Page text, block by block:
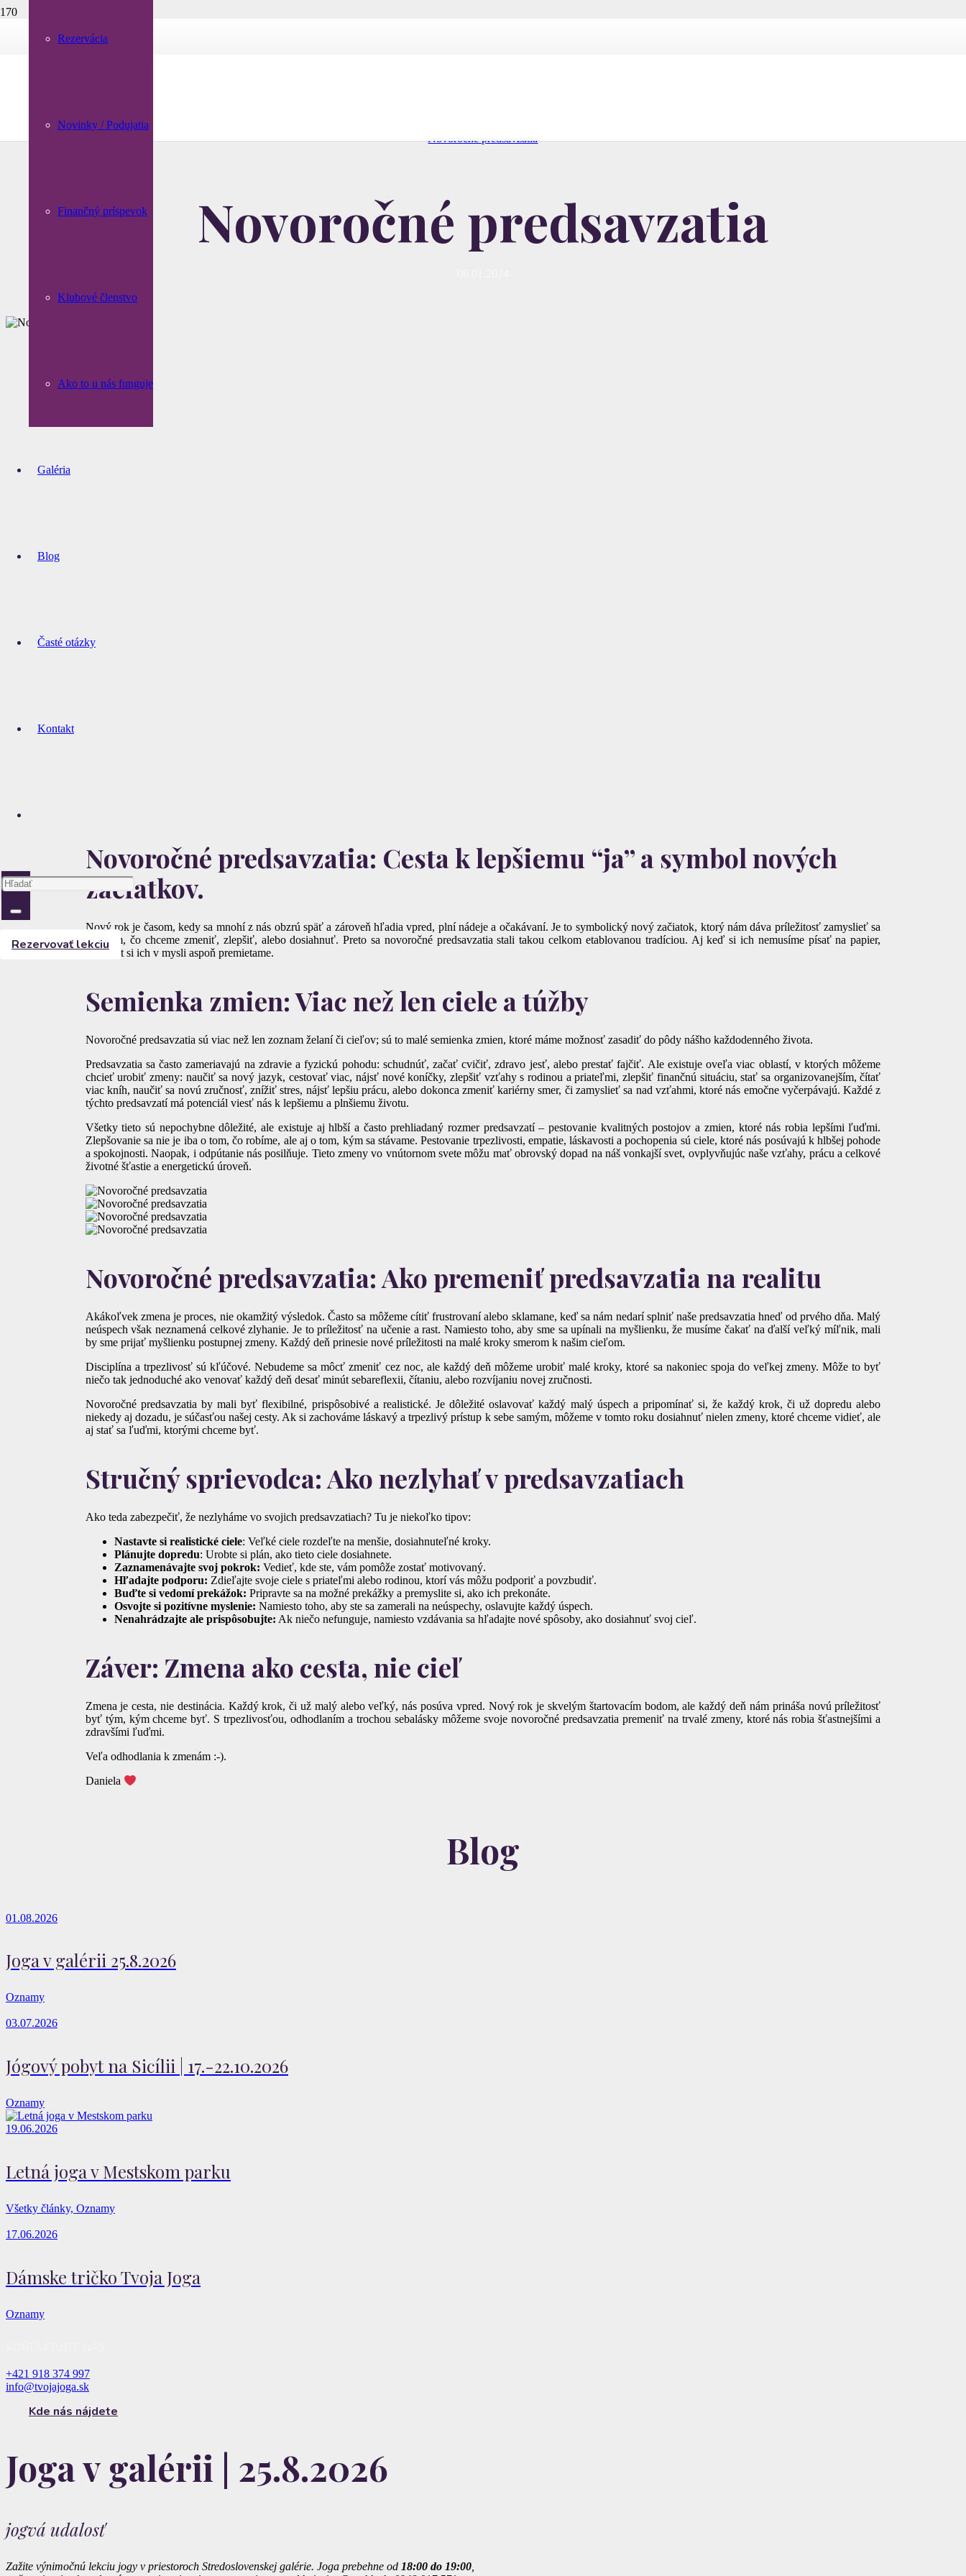
Rezervácia
Novinky / Podujatia
Finančný príspevok
Klubové členstvo
Ako to u nás funguje
Galéria
Blog
Časté otázky
Kontakt
Rezervovať lekciu
Novoročné predsavzatia
Novoročné predsavzatia
Novoročné predsavzatia: Cesta k lepšiemu “ja” a symbol nových
začiatkov.
Nový rok je časom, kedy sa mnohí z nás obzrú späť a zároveň hľadia vpred, plní nádeje a očakávaní. Je to symbolický nový začiatok, ktorý nám dáva príležitosť zamyslieť sa
nad tým, čo chceme zmeniť, zlepšiť, alebo dosiahnuť. Preto sa novoročné predsavzatia stali takou celkom etablovanou tradíciou. Aj keď si ich nemusíme písať na papier,
veľakrát si ich v mysli aspoň premietame.
Semienka zmien: Viac než len ciele a túžby
Novoročné predsavzatia sú viac než len zoznam želaní či cieľov; sú to malé semienka zmien, ktoré máme možnosť zasadiť do pôdy nášho každodenného života.
Predsavzatia sa často zameriavajú na zdravie a fyzickú pohodu: schudnúť, začať cvičiť, zdravo jesť, alebo prestať fajčiť. Ale existuje oveľa viac oblastí, v ktorých môžeme
chcieť urobiť zmeny: naučiť sa nový jazyk, cestovať viac, nájsť nové koníčky, zlepšiť vzťahy s rodinou a priateľmi, zlepšiť finančnú situáciu, stať sa organizovanejším, čítať
viac kníh, naučiť sa novú zručnosť, znížiť stres, nájsť lepšiu prácu, alebo dokonca zmeniť kariérny smer, či zamyslieť sa nad vzťahmi, ktoré nás emočne vyčerpávajú. Každé z
týchto predsavzatí má potenciál viesť nás k lepšiemu a plnšiemu životu.
Všetky tieto sú nepochybne dôležité, ale existuje aj hlbší a často prehliadaný rozmer predsavzatí – pestovanie kvalitných postojov a zmien, ktoré nás robia lepšími ľuďmi.
Zlepšovanie sa nie je iba o tom, čo robíme, ale aj o tom, kým sa stávame. Pestovanie trpezlivosti, empatie, láskavosti a pochopenia sú ciele, ktoré nás posúvajú k hlbšej pohode
a spokojnosti. Naopak, i odpútanie nás posilňuje. Tieto zmeny vo vnútornom svete môžu mať obrovský dopad na náš vonkajší svet, ovplyvňujúc naše vzťahy, prácu a celkové
životné šťastie a energetickú úroveň.
Novoročné predsavzatia: Ako premeniť predsavzatia na realitu
Akákoľvek zmena je proces, nie okamžitý výsledok. Často sa môžeme cítiť frustrovaní alebo sklamane, keď sa nám nedarí splniť naše predsavzatia hneď od prvého dňa. Malý
neúspech však neznamená celkové zlyhanie. Je to príležitosť na učenie a rast. Namiesto toho, aby sme sa upínali na myšlienku, že musíme čakať na ďalší veľký míľnik, mali
by sme prijať myšlienku postupnej zmeny. Každý deň prinesie nové príležitosti na malé kroky smerom k našim cieľom.
Disciplína a trpezlivosť sú kľúčové. Nebudeme sa môcť zmeniť cez noc, ale každý deň môžeme urobiť malé kroky, ktoré sa nakoniec spoja do veľkej zmeny. Môže to byť
niečo tak jednoduché ako venovať každý deň desať minút sebareflexii, čítaniu, alebo rozvíjaniu novej zručnosti.
Novoročné predsavzatia by mali byť flexibilné, prispôsobivé a realistické. Je dôležité oslavovať každý malý úspech a pripomínať si, že každý krok, či už dopredu alebo
niekedy aj dozadu, je súčasťou našej cesty. Ak si zachováme láskavý a trpezlivý prístup k sebe samým, môžeme v tomto roku dosiahnuť nielen zmeny, ktoré chceme vidieť, ale
aj stať sa ľuďmi, ktorými chceme byť.
Stručný sprievodca: Ako nezlyhať v predsavzatiach
Ako teda zabezpečiť, že nezlyháme vo svojich predsavzatiach? Tu je niekoľko tipov:
Nastavte si realistické ciele: Veľké ciele rozdeľte na menšie, dosiahnuteľné kroky.
Plánujte dopredu: Urobte si plán, ako tieto ciele dosiahnete.
Zaznamenávajte svoj pokrok: Vedieť, kde ste, vám pomôže zostať motivovaný.
Hľadajte podporu: Zdieľajte svoje ciele s priateľmi alebo rodinou, ktorí vás môžu podporiť a povzbudiť.
Buďte si vedomí prekážok: Pripravte sa na možné prekážky a premyslite si, ako ich prekonáte.
Osvojte si pozitívne myslenie: Namiesto toho, aby ste sa zamerali na neúspechy, oslavujte každý úspech.
Nenahrádzajte ale prispôsobujte: Ak niečo nefunguje, namiesto vzdávania sa hľadajte nové spôsoby, ako dosiahnuť svoj cieľ.
Záver: Zmena ako cesta, nie cieľ
Zmena je cesta, nie destinácia. Každý krok, či už malý alebo veľký, nás posúva vpred. Nový rok je skvelým štartovacím bodom, ale každý deň nám prináša novú príležitosť
byť tým, kým chceme byť. S trpezlivosťou, odhodlaním a trochou sebalásky môžeme svoje novoročné predsavzatia premeniť na trvalé zmeny, ktoré nás robia šťastnejšími a
zdravšími ľuďmi.
Veľa odhodlania k zmenám :-).
Daniela
Blog
01.08.2026
Joga v galérii 25.8.2026
Oznamy
03.07.2026
Jógový pobyt na Sicílii | 17.-22.10.2026
Oznamy
19.06.2026
Letná joga v Mestskom parku
Všetky články, Oznamy
17.06.2026
Dámske tričko Tvoja Joga
Oznamy
+421 918 374 997
info@tvojajoga.sk
Kde nás nájdete
Joga v galérii | 25.8.2026
jogvá udalosť
Zažite výnimočnú lekciu jogy v priestoroch Stredoslovenskej galérie. Joga prebehne od 18:00 do 19:00